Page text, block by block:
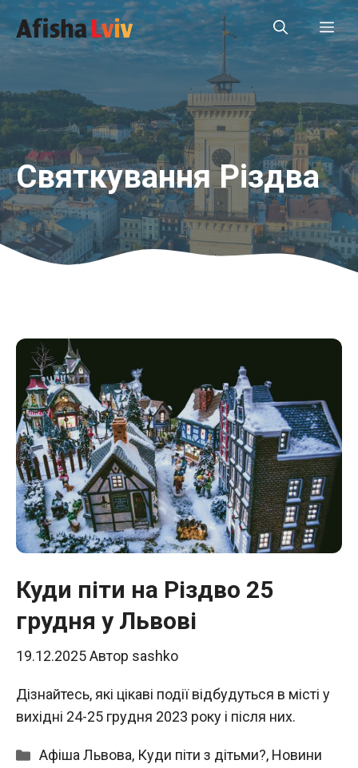
Перейти
до
вмісту
Святкування Різдва
Куди піти на Різдво 25
грудня у Львові
19.12.2025Автор sashko
Дізнайтесь, які цікаві події відбудуться в місті у
вихідні 24-25 грудня 2023 року і після них.
Категорії
Афіша Львова, Куди піти з дітьми?, Новини